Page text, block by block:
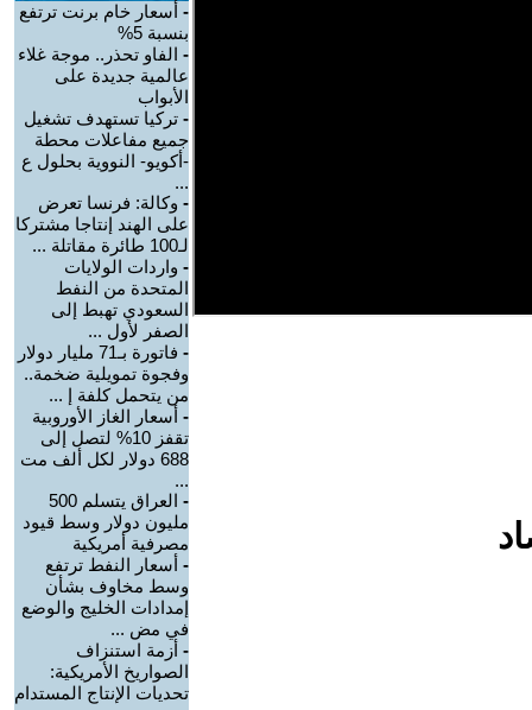
- أسعار خام برنت ترتفع
بنسبة 5%
- الفاو تحذر.. موجة غلاء
عالمية جديدة على
الأبواب
- تركيا تستهدف تشغيل
جميع مفاعلات محطة
-أكويو- النووية بحلول ع
...
- وكالة: فرنسا تعرض
على الهند إنتاجا مشتركا
لـ100 طائرة مقاتلة ...
- واردات الولايات
المتحدة من النفط
السعودي تهبط إلى
الصفر لأول ...
-
فاتورة بـ71 مليار دولار
وفجوة تمويلية ضخمة..
من يتحمل كلفة إ ...
- أسعار الغاز الأوروبية
تقفز 10% لتصل إلى
688 دولار لكل ألف مت
...
-
العراق يتسلم 500
مليون دولار وسط قيود
مصرفية أمريكية
- أسعار النفط ترتفع
وسط مخاوف بشأن
إمدادات الخليج والوضع
في مض ...
- أزمة استنزاف
الصواريخ الأمريكية:
تحديات الإنتاج المستدام